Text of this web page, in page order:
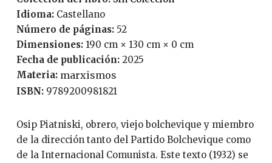
Idioma:
Castellano
Número de páginas:
52
Dimensiones: 190 cm × 130 cm × 0 cm
Fecha de publicación:
2025
Materia: marxismos
ISBN: 9789200981821
Osip Piatniski, obrero, viejo bolchevique y miembro
de la dirección tanto del Partido Bolchevique como
de la Internacional Comunista. Este texto (1932) se